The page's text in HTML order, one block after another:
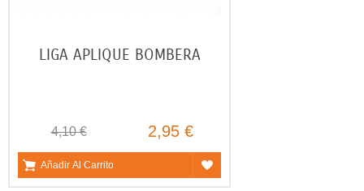
LIGA APLIQUE BOMBERA
4,10 € 2,95 €
Añadir Al Carrito